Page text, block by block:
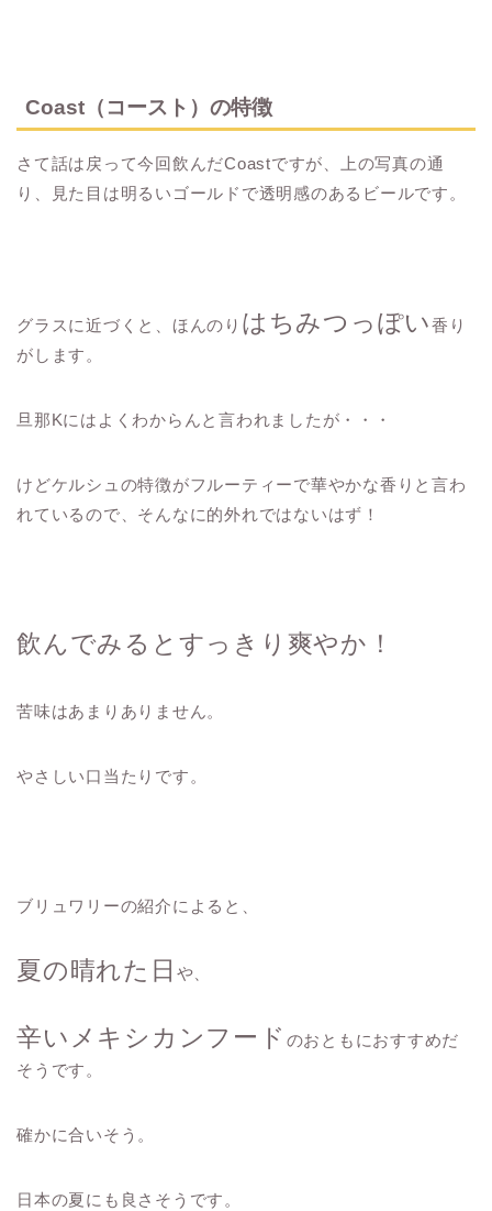
Coast（コースト）の特徴
さて話は戻って今回飲んだCoastですが、上の写真の通
り、見た目は明るいゴールドで透明感のあるビールです。
グラスに近づくと、ほんのり はちみつっぽい香り
がします。
旦那Kにはよくわからんと言われましたが・・・
けどケルシュの特徴がフルーティーで華やかな香りと言わ
れているので、そんなに的外れではないはず！
飲んでみるとすっきり爽やか！
苦味はあまりありません。
やさしい口当たりです。
ブリュワリーの紹介によると、
夏の晴れた日 や、
辛いメキシカンフード のおともにおすすめだ
そうです。
確かに合いそう。
日本の夏にも良さそうです。